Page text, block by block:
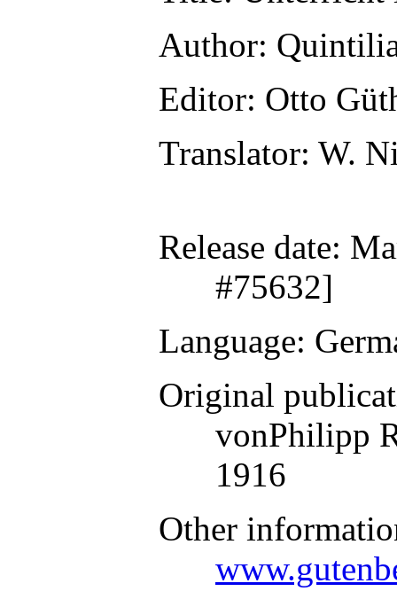
Author:
Editor: Otto
Translator: W.
Release date:
#75632]
Language:
Original
vonPhilipp
1916
Other